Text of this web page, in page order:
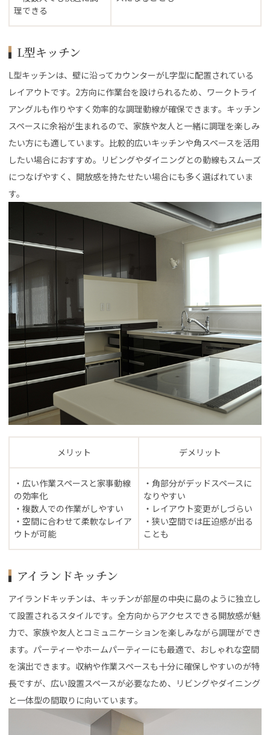
理できる
L型キッチン
L型キッチンは、壁に沿ってカウンターがL字型に配置されている
レイアウトです。2方向に作業台を設けられるため、ワークトライ
アングルも作りやすく効率的な調理動線が確保できます。キッチン
スペースに余裕が生まれるので、家族や友人と一緒に調理を楽しみ
たい方にも適しています。比較的広いキッチンや角スペースを活用
したい場合におすすめ。リビングやダイニングとの動線もスムーズ
につなげやすく、開放感を持たせたい場合にも多く選ばれていま
す。
メリット デメリット
・広い作業スペースと家事動線
の効率化
・複数人での作業がしやすい
・空間に合わせて柔軟なレイア
ウトが可能
・角部分がデッドスペースに
なりやすい
・レイアウト変更がしづらい
・狭い空間では圧迫感が出る
ことも
アイランドキッチン
アイランドキッチンは、キッチンが部屋の中央に島のように独立し
て設置されるスタイルです。全方向からアクセスできる開放感が魅
力で、家族や友人とコミュニケーションを楽しみながら調理ができ
ます。パーティーやホームパーティーにも最適で、おしゃれな空間
を演出できます。収納や作業スペースも十分に確保しやすいのが特
長ですが、広い設置スペースが必要なため、リビングやダイニング
と一体型の間取りに向いています。